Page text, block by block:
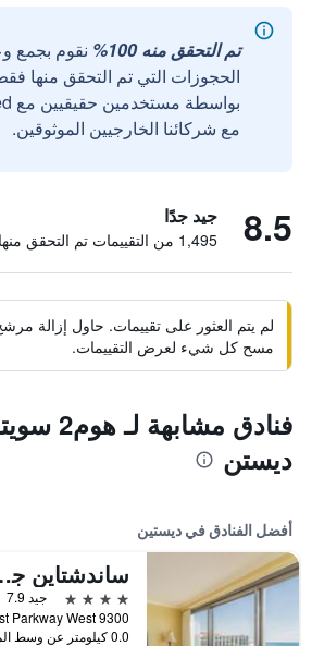
تم التحقق منه 100%
نقوم بجمع
الحجوزات التي تم التحقق منها
مع شركائنا الخارجيين الموثوقين.
8.5 جيد جدًا
1,495 من التقييمات تم التحقق منها
لم يتم العثور على تقييمات. حاول إزالة
مسح كل شيء لعرض التقييمات.
فنادق
ديستن
أفضل الفنادق في ديستين
4 نجوم
جيد 7.9
0.0 كيلومتر عن وسط المدينة